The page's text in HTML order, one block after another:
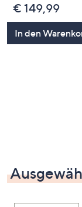
€ 149,99
In den